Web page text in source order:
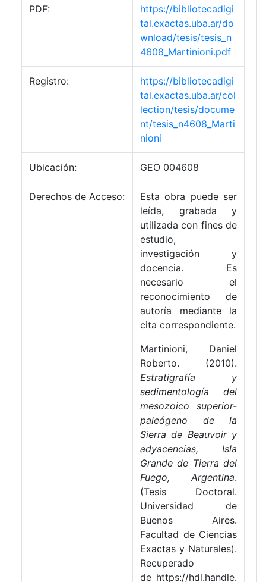
PDF:
https://bibliotecadigi
tal.exactas.uba.ar/do
wnload/tesis/tesis_n
4608_Martinioni.pdf
Registro:
https://bibliotecadigi
tal.exactas.uba.ar/col
lection/tesis/docume
nt/tesis_n4608_Marti
nioni
Ubicación: GEO 004608
Derechos de Acceso:
Esta obra puede ser
leída, grabada y
utilizada con fines de
estudio,
investigación y
docencia. Es
necesario el
reconocimiento de
autoría mediante la
cita correspondiente.
Martinioni, Daniel
Roberto. (2010).
Estratigrafía y
sedimentología del
mesozoico superior-
paleógeno de la
Sierra de Beauvoir y
adyacencias, Isla
Grande de Tierra del
Fuego, Argentina.
(Tesis Doctoral.
Universidad de
Buenos Aires.
Facultad de Ciencias
Exactas y Naturales).
Recuperado
de https://hdl.handle.